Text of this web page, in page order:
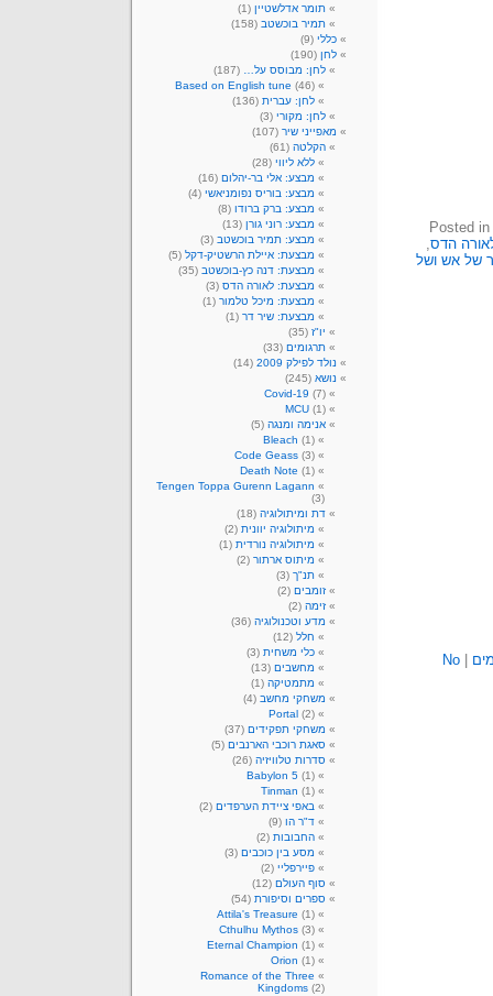
Posted in
הדס,
של אש ושל
No
תומר אדלשטיין (1)
תמיר בוכשטב (158)
כללי (9)
לחן (190)
לחן: מבוסס על…
(187)
Based on English tune (46)
לחן: עברית (136)
לחן: מקורי (3)
מאפייני שיר (107)
הקלטה (61)
ללא ליווי (28)
מבצע: אלי בר-יהלום (16)
מבצע: בוריס נפומניאשי (4)
מבצע: ברק ברודו (8)
מבצע: רוני גורן (13)
מבצע: תמיר בוכשטב (3)
מבצעת: איילת הרשטיק-דקל (5)
מבצעת: דנה כץ-בוכשטב (35)
מבצעת: לאורה הדס (3)
מבצעת: מיכל טלמור (1)
מבצעת: שיר דר (1)
יו"ז (35)
תרגומים (33)
נולד לפילק 2009
(14)
נושא (245)
Covid-19 (7)
MCU (1)
אנימה ומנגה (5)
Bleach (1)
Code Geass (3)
Death Note (1)
Tengen Toppa Gurenn Lagann
(3)
דת ומיתולוגיה (18)
מיתולוגיה יוונית (2)
מיתולוגיה נורדית (1)
מיתוס ארתור (2)
תנ"ך (3)
זומבים (2)
זימה (2)
מדע וטכנולוגיה (36)
חלל (12)
כלי משחית (3)
מחשבים (13)
מתמטיקה (1)
משחקי מחשב (4)
Portal (2)
משחקי תפקידים (37)
סאגת רוכבי הארנבים (5)
סדרות טלוויזיה (26)
Babylon 5 (1)
Tinman (1)
באפי ציידת הערפדים (2)
ד"ר הו (9)
החבובות (2)
מסע בין כוכבים (3)
פיירפליי (2)
סוף העולם (12)
ספרים וסיפורת (54)
Attila's Treasure (1)
Cthulhu Mythos (3)
Eternal Champion (1)
Orion (1)
Romance of the Three
Kingdoms (2)